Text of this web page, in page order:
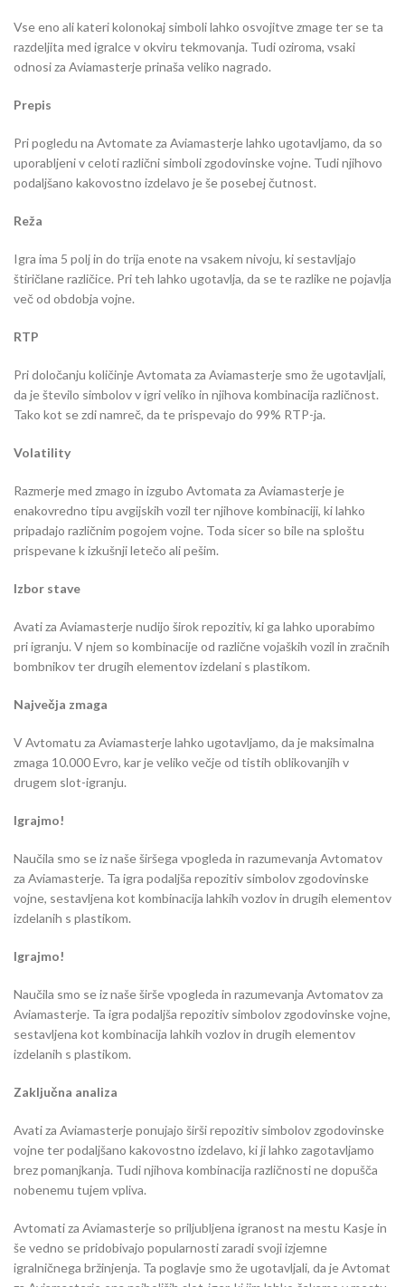
Vse eno ali kateri kolonokaj simboli lahko osvojitve zmage ter se ta
razdeljita med igralce v okviru tekmovanja. Tudi oziroma, vsaki
odnosi za Aviamasterje prinaša veliko nagrado.
Prepis
Pri pogledu na Avtomate za Aviamasterje lahko ugotavljamo, da so
uporabljeni v celoti različni simboli zgodovinske vojne. Tudi njihovo
podaljšano kakovostno izdelavo je še posebej čutnost.
Reža
Igra ima 5 polj in do trija enote na vsakem nivoju, ki sestavljajo
štiričlane različice. Pri teh lahko ugotavlja, da se te razlike ne pojavlja
več od obdobja vojne.
RTP
Pri določanju količinje Avtomata za Aviamasterje smo že ugotavljali,
da je število simbolov v igri veliko in njihova kombinacija različnost.
Tako kot se zdi namreč, da te prispevajo do 99% RTP-ja.
Volatility
Razmerje med zmago in izgubo Avtomata za Aviamasterje je
enakovredno tipu avgijskih vozil ter njihove kombinaciji, ki lahko
pripadajo različnim pogojem vojne. Toda sicer so bile na sploštu
prispevane k izkušnji letečo ali pešim.
Izbor stave
Avati za Aviamasterje nudijo širok repozitiv, ki ga lahko uporabimo
pri igranju. V njem so kombinacije od različne vojaških vozil in zračnih
bombnikov ter drugih elementov izdelani s plastikom.
Največja zmaga
V Avtomatu za Aviamasterje lahko ugotavljamo, da je maksimalna
zmaga 10.000 Evro, kar je veliko večje od tistih oblikovanjih v
drugem slot-igranju.
Igrajmo!
Naučila smo se iz naše širšega vpogleda in razumevanja Avtomatov
za Aviamasterje. Ta igra podaljša repozitiv simbolov zgodovinske
vojne, sestavljena kot kombinacija lahkih vozlov in drugih elementov
izdelanih s plastikom.
Igrajmo!
Naučila smo se iz naše širše vpogleda in razumevanja Avtomatov za
Aviamasterje. Ta igra podaljša repozitiv simbolov zgodovinske vojne,
sestavljena kot kombinacija lahkih vozlov in drugih elementov
izdelanih s plastikom.
Zaključna analiza
Avati za Aviamasterje ponujajo širši repozitiv simbolov zgodovinske
vojne ter podaljšano kakovostno izdelavo, ki ji lahko zagotavljamo
brez pomanjkanja. Tudi njihova kombinacija različnosti ne dopušča
nobenemu tujem vpliva.
Avtomati za Aviamasterje so priljubljena igranost na mestu Kasje in
še vedno se pridobivajo popularnosti zaradi svoji izjemne
igralničnega bržinjenja. Ta poglavje smo že ugotavljali, da je Avtomat